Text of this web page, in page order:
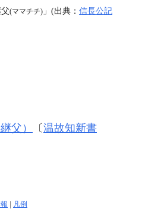
(ママチチ) 」(出典： 信長公記
父） 〔温故知新書
| 凡例